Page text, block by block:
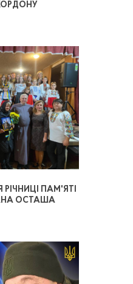
ПАМ'ЯТІ
ОСТАША